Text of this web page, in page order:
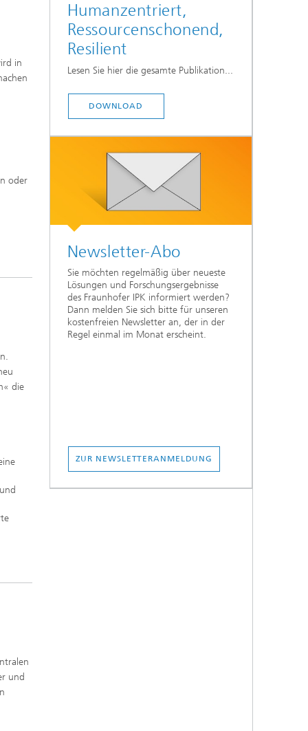
in
oder
die
und
Humanzentriert,
Ressourcenschonend,
Resilient
Lesen Sie hier die gesamte Publikation...
DOWNLOAD
Newsletter-Abo
Sie möchten regelmäßig über neueste
Lösungen und Forschungsergebnisse
des Fraunhofer IPK informiert werden?
Dann melden Sie sich bitte für unseren
kostenfreien Newsletter an, der in der
Regel einmal im Monat erscheint.
ZUR NEWSLETTERANMELDUNG